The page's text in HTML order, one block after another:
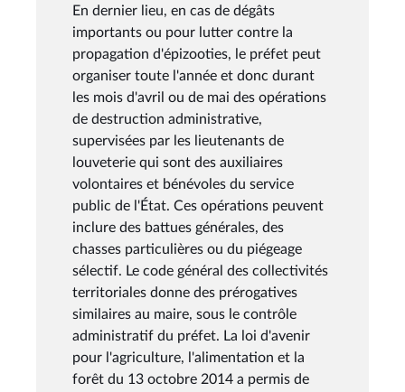
En dernier lieu, en cas de dégâts
importants ou pour lutter contre la
propagation d'épizooties, le préfet peut
organiser toute l'année et donc durant
les mois d'avril ou de mai des opérations
de destruction administrative,
supervisées par les lieutenants de
louveterie qui sont des auxiliaires
volontaires et bénévoles du service
public de l'État. Ces opérations peuvent
inclure des battues générales, des
chasses particulières ou du piégeage
sélectif. Le code général des collectivités
territoriales donne des prérogatives
similaires au maire, sous le contrôle
administratif du préfet. La loi d'avenir
pour l'agriculture, l'alimentation et la
forêt du 13 octobre 2014 a permis de